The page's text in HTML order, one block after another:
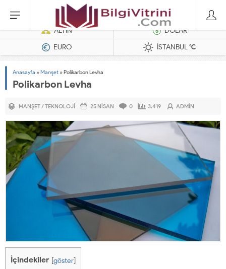
Dizel Jeneratörler
ALTIN
DOLAR
EURO
İSTANBUL°C
Anasayfa »Manşet »Polikarbon Levha
Polikarbon Levha
MANŞET/TEKNOLOJI 25 NISAN 0 3.419 ADMIN
İçindekiler [göster]